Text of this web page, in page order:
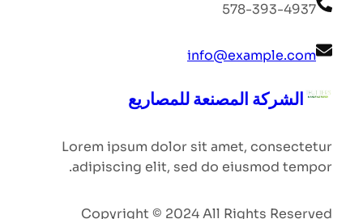
578-393-4937
info@example.com
الشركة المصنعة للمصاريع
Lorem ipsum dolor sit amet, consectetur
adipiscing elit, sed do eiusmod tempor.
Copyright © 2024 All Rights Reserved